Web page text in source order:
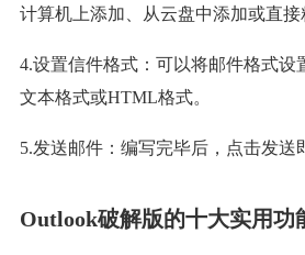
计算机上添加、从云盘中添加或直接
4.设置信件格式：可以将邮件格式设
文本格式或HTML格式。
5.发送邮件：编写完毕后，点击发送
Outlook破解版的十大实用功